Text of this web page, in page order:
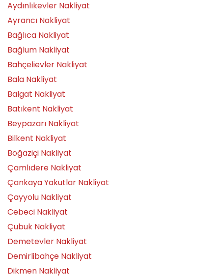
Aydınlıkevler Nakliyat
Ayrancı Nakliyat
Bağlıca Nakliyat
Bağlum Nakliyat
Bahçelievler Nakliyat
Bala Nakliyat
Balgat Nakliyat
Batıkent Nakliyat
Beypazarı Nakliyat
Bilkent Nakliyat
Boğaziçi Nakliyat
Çamlıdere Nakliyat
Çankaya Yakutlar Nakliyat
Çayyolu Nakliyat
Cebeci Nakliyat
Çubuk Nakliyat
Demetevler Nakliyat
Demirlibahçe Nakliyat
Dikmen Nakliyat